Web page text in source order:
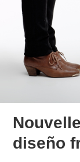
diseño